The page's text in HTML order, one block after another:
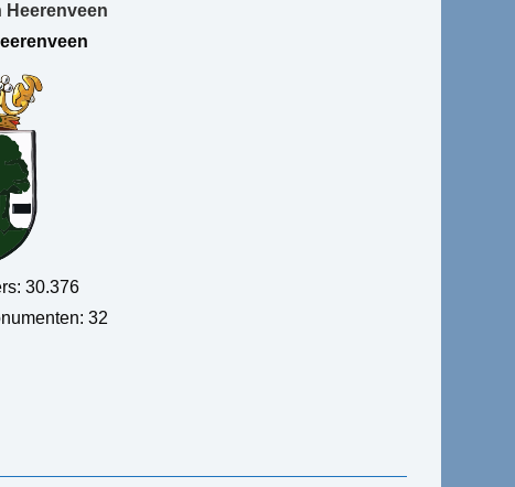
Heerenveen
30.376
32